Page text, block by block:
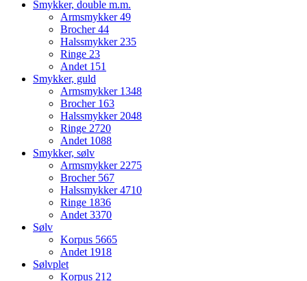
Smykker, double m.m.
Armsmykker49
Brocher44
Halssmykker235
Ringe 23
Andet 151
Smykker, guld
Armsmykker 1348
Brocher 163
Halssmykker2048
Ringe 2720
Andet 1088
Smykker, sølv
Armsmykker2275
Brocher 567
Halssmykker4710
Ringe 1836
Andet3370
Sølv
Korpus 5665
Andet 1918
Sølvplet
Korpus 212